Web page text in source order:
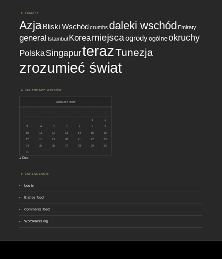
TEMATY
Azja Bliski Wschód crumbs daleki wschód Emiraty
general Istambuł Koreamiejscaogrodyogólneokruchy
PolskaSingapurterazTunezja
zrozumieć świat
KALENDARZ WPISÓW
AUGUST 2026
1
2
3
4 5 6 7 8
9
10
11 12 13 14 15
16
17
18 19 20 21 22
23
24
25 26 27 28 29
30
31
« Dec
ZARZĄDZANIE
Log in
Entries feed
Comments feed
WordPress.org